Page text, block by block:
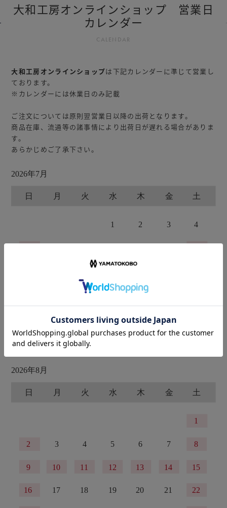
大和工房オンラインショップ 営業日
カレンダー
CALENDAR
大和工房オンラインショップは下記カレンダーに準じて営業し
ております。
※カレンダーには休業日のみ記載
ご注文については原則翌営業日以降の出荷となります。
商品在庫、流通等の諸事情により出荷日が遅れる場合がありま
す。
あらかじめご了承下さい。